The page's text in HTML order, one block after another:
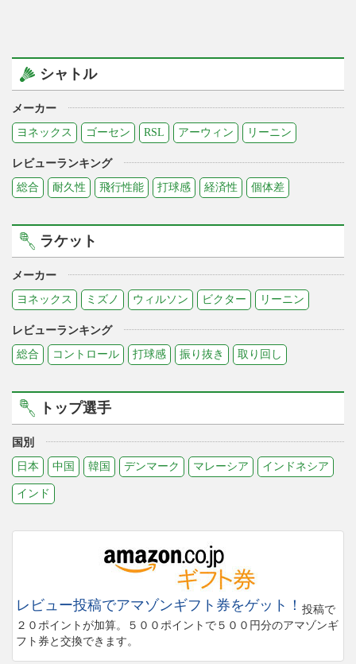
シャトル
メーカー
ヨネックス
ゴーセン RSL アーウィン リーニン
レビューランキング
総合
耐久性 飛行性能 打球感 経済性 個体差
ラケット
メーカー
ヨネックス
ミズノ ウィルソン ビクター リーニン
レビューランキング
総合
コントロール 打球感 振り抜き 取り回し
トップ選手
国別
日本
中国 韓国 デンマーク マレーシア インドネシア
インド
レビュー投稿でアマゾンギフト券をゲット！ 投稿で
２０ポイントが加算。５００ポイントで５００円分のアマゾンギ
フト券と交換できます。